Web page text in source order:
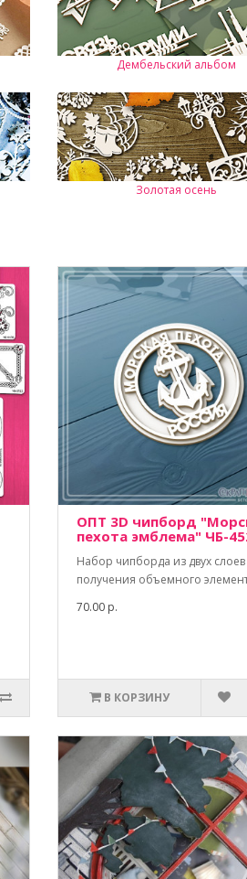
Дембельский альбом
Золотая осень
ОПТ 3D чипборд
пехота эмблема" ЧБ-
Набор чипборда из двух слоев
получения объемного
70.00 р.
В КОРЗИНУ